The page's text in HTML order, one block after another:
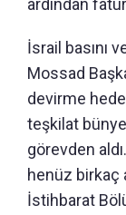
ardından
İsrail basını
Mossad
devirme
teşkilat
görevden
henüz birkaç
İstihbarat